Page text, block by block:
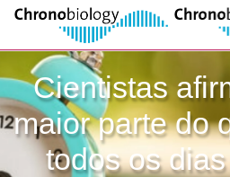
Cientistas
maior parte do
todos os